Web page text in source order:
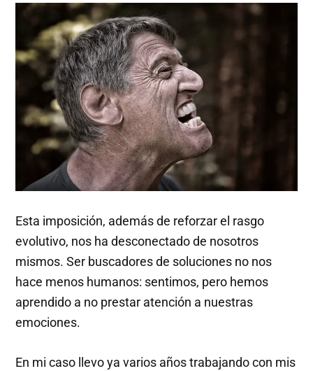
Esta imposición, además de reforzar el rasgo
evolutivo, nos ha desconectado de nosotros
mismos. Ser buscadores de soluciones no nos
hace menos humanos: sentimos, pero hemos
aprendido a no prestar atención a nuestras
emociones.
En mi caso llevo ya varios años trabajando con mis